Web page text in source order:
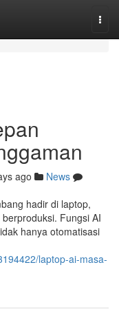
ago
News
hadir di laptop,
Fungsi AI
hanya otomatisasi
laptop-ai-masa-